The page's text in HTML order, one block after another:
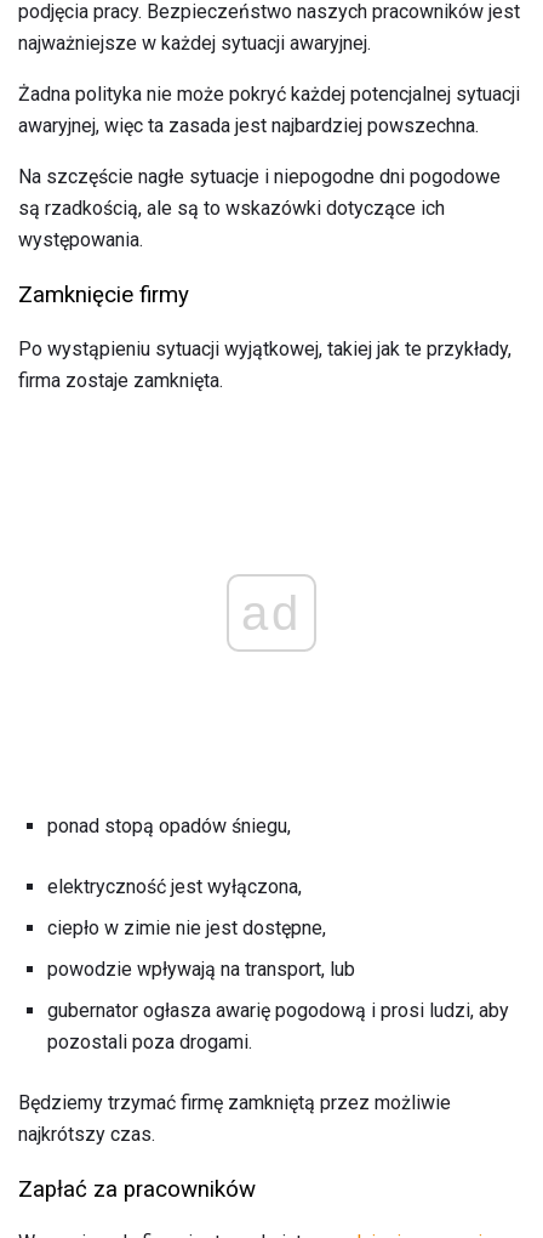
podjęcia pracy. Bezpieczeństwo naszych pracowników jest
najważniejsze w każdej sytuacji awaryjnej.
Żadna polityka nie może pokryć każdej potencjalnej sytuacji
awaryjnej, więc ta zasada jest najbardziej powszechna.
Na szczęście nagłe sytuacje i niepogodne dni pogodowe
są rzadkością, ale są to wskazówki dotyczące ich
występowania.
Zamknięcie firmy
Po wystąpieniu sytuacji wyjątkowej, takiej jak te przykłady,
firma zostaje zamknięta.
ad
ponad stopą opadów śniegu,
elektryczność jest wyłączona,
ciepło w zimie nie jest dostępne,
powodzie wpływają na transport, lub
gubernator ogłasza awarię pogodową i prosi ludzi, aby
pozostali poza drogami.
Będziemy trzymać firmę zamkniętą przez możliwie
najkrótszy czas.
Zapłać za pracowników